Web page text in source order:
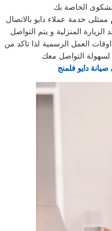
الخاصة بك
خدمة عملاء دايو بالاتصال
المنزلية و يتم التواصل
العمل الرسمية لذا تاكد من
التواصل معك
دايو فلمنج